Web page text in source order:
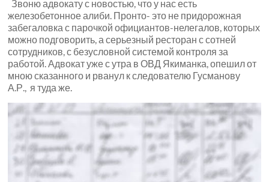
Звоню адвокату с новостью, что у нас есть
железобетонное алиби. Пронто- это не придорожная
забегаловка с парочкой официантов-нелегалов, которых
можно подговорить, а серьезный ресторан с сотней
сотрудников, с безусловной системой контроля за
работой. Адвокат уже с утра в ОВД Якиманка, опешил от
мною сказанного и рванул к следователю Гусманову
А.Р., я туда же.